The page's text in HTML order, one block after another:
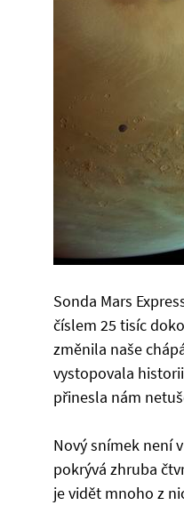
Sonda Mars
číslem 25 tisíc
změnila naše
vystopovala
přinesla nám
Nový snímek není
pokrývá zhruba
je vidět mnoho z